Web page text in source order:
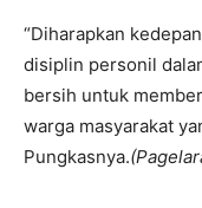
“Diharapkan
disiplin personil
bersih untuk
warga masyarakat
Pungkasnya.